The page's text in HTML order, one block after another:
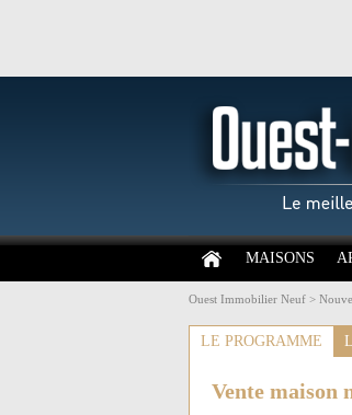
MAISONS
Ouest Immobilier Neuf >
LE PROGRAMME
Vente maison